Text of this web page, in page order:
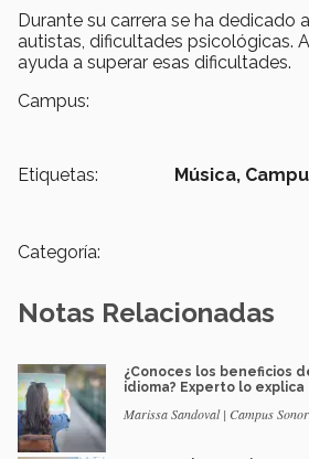
Durante su carrera se ha dedicado
autistas, dificultades psicológicas.
ayuda a superar esas dificultades.
Campus:
Etiquetas: Música,
Categoría:
Notas Relacionadas
¿Conoces los beneficios
idioma? Experto lo explica
Marissa Sandoval | Campus